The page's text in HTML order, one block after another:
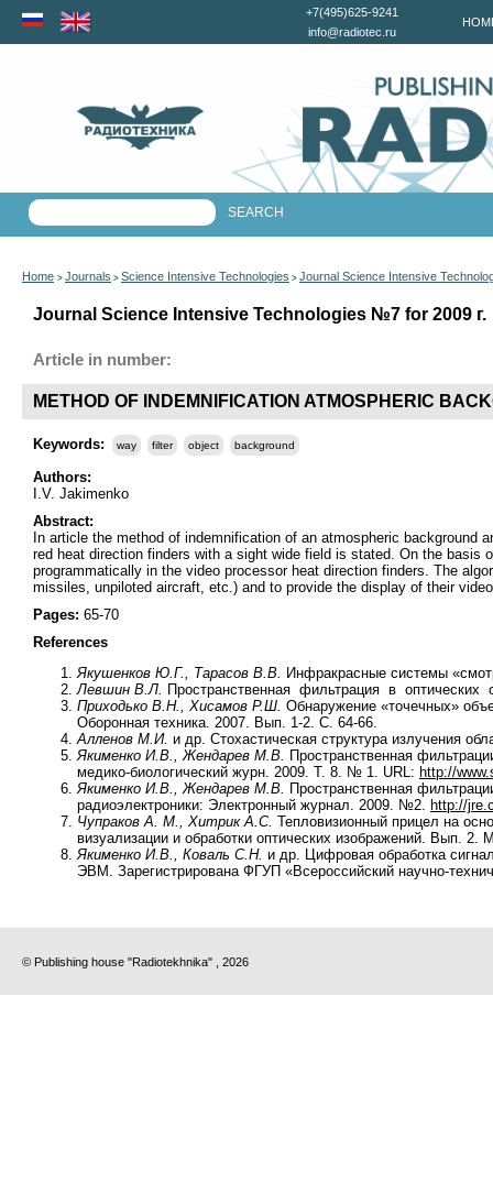
+7(495)625-9241
info@radiotec.ru
Home > Journals > Science Intensive Technologies > Journal Science Intensive
Journal Science Intensive Technologies №7 for 2009 г.
Article in number:
METHOD OF INDEMNIFICATION ATMOSPHERIC
Keywords: way filter object background
Authors:
I.V. Jakimenko
Abstract:
In article the method of indemnification of an atmospheric
red heat direction finders with a sight wide field is stated. On the
programmatically in the video processor heat direction finders. The
missiles, unpiloted aircraft, etc.) and to provide the display of their
Pages: 65-70
References
Якушенков Ю.Г., Тарасов В.В. Инфракрасные системы
Левшин В.Л. Пространственная фильтрация в
Приходько В.Н., Хисамов Р.Ш. Обнаружение «точечных»
Оборонная техника. 2007. Вып. 1-2. С. 64-66.
Алленов М.И. и др. Стохастическая структура излучения
Якименко И.В., Жендарев М.В. Пространственная
медико-биологический журн. 2009. Т. 8. № 1. URL: http://
Якименко И.В., Жендарев М.В. Пространственная
радиоэлектроники: Электронный журнал. 2009. №2. http://
Чупраков А. М., Хитрик А.С. Тепловизионный прицел на
визуализации и обработки оптических изображений. Вып.
Якименко И.В., Коваль С.Н. и др. Цифровая обработка
ЭВМ. Зарегистрирована ФГУП «Всероссийский научно-
© Publishing house "Radiotekhnika" , 2026